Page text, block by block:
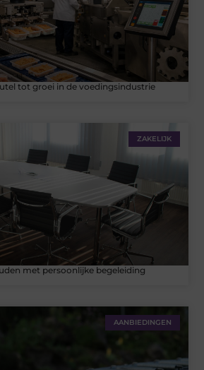
tot groei in de voedingsindustrie
ZAKELIJK
met persoonlijke begeleiding
AANBIEDINGEN